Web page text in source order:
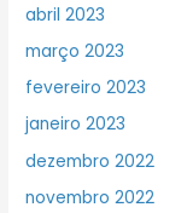
abril 2023
março 2023
fevereiro 2023
janeiro 2023
dezembro 2022
novembro 2022